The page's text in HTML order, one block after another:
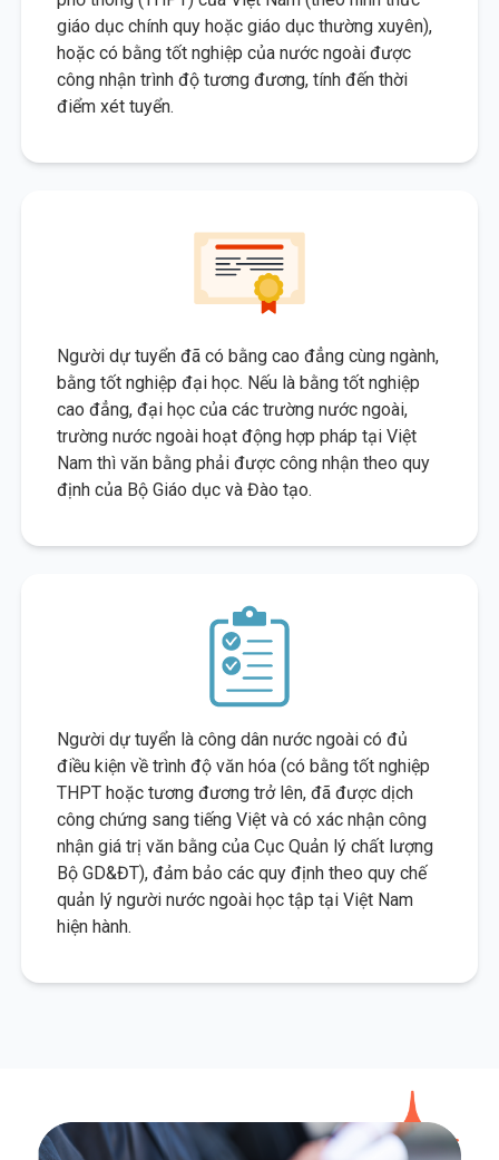
giáo dục chính quy hoặc giáo dục thường xuyên),
hoặc có bằng tốt nghiệp của nước ngoài được
công nhận trình độ tương đương, tính đến thời
điểm xét tuyển.
Người dự tuyển đã có bằng cao đẳng cùng ngành,
bằng tốt nghiệp đại học. Nếu là bằng tốt nghiệp
cao đẳng, đại học của các trường nước ngoài,
trường nước ngoài hoạt động hợp pháp tại Việt
Nam thì văn bằng phải được công nhận theo quy
định của Bộ Giáo dục và Đào tạo.
Người dự tuyển là công dân nước ngoài có đủ
điều kiện về trình độ văn hóa (có bằng tốt nghiệp
THPT hoặc tương đương trở lên, đã được dịch
công chứng sang tiếng Việt và có xác nhận công
nhận giá trị văn bằng của Cục Quản lý chất lượng
Bộ GD&ĐT), đảm bảo các quy định theo quy chế
quản lý người nước ngoài học tập tại Việt Nam
hiện hành.